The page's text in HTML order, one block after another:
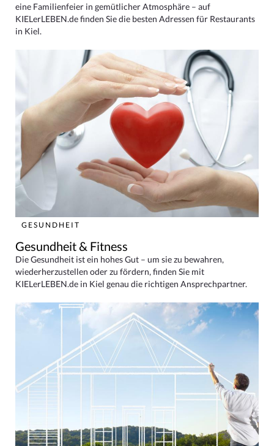
eine Familienfeier in gemütlicher Atmosphäre – auf
KIELerLEBEN.de finden Sie die besten Adressen für Restaurants
in Kiel.
GESUNDHEIT
Gesundheit & Fitness
Die Gesundheit ist ein hohes Gut – um sie zu bewahren,
wiederherzustellen oder zu fördern, finden Sie mit
KIELerLEBEN.de in Kiel genau die richtigen Ansprechpartner.